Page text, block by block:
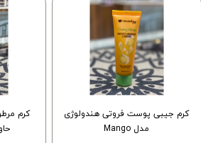
کرم جیبی پوست فروتی هندولوژی
مدل Mango
کرم